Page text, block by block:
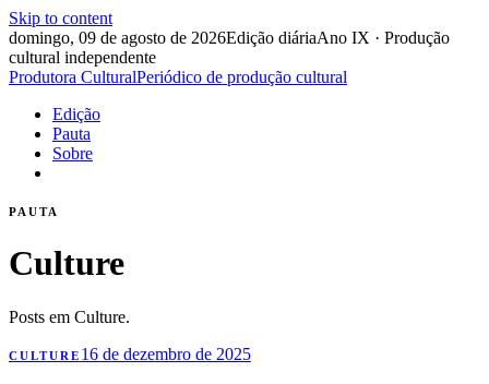
Skip to content
domingo, 09 de agosto de 2026Edição diáriaAno IX · Produção
cultural independente
Produtora CulturalPeriódico de produção cultural
Edição
Pauta
Sobre
PAUTA
Culture
Posts em Culture.
CULTURE 16 de dezembro de 2025